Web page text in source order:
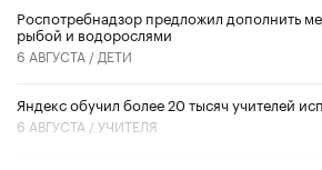
Роспотребнадзор предложил дополнить
рыбой и водорослями
6 АВГУСТА / ДЕТИ
​Яндекс обучил более 20 тысяч учителей
6 АВГУСТА /УЧИТЕЛЯ